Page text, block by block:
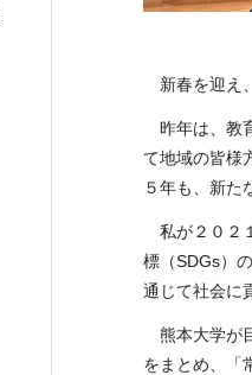
新春を迎え
昨年は、教
て地域の皆様
５年も、新た
私が２０２
標（SDGs）
通じて社会に
熊本大学が
をまとめ、「